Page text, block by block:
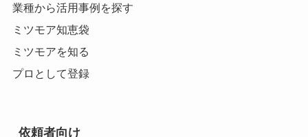
業種から活用事例を探す
ミツモア知恵袋
ミツモアを知る
プロとして登録
依頼者向け